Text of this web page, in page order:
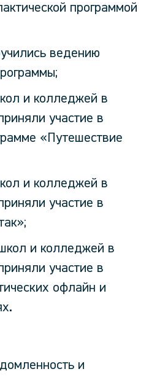
программой
ведению
и колледжей в
участие в
«Путешествие
и колледжей в
участие в
и колледжей в
участие в
офлайн и
и